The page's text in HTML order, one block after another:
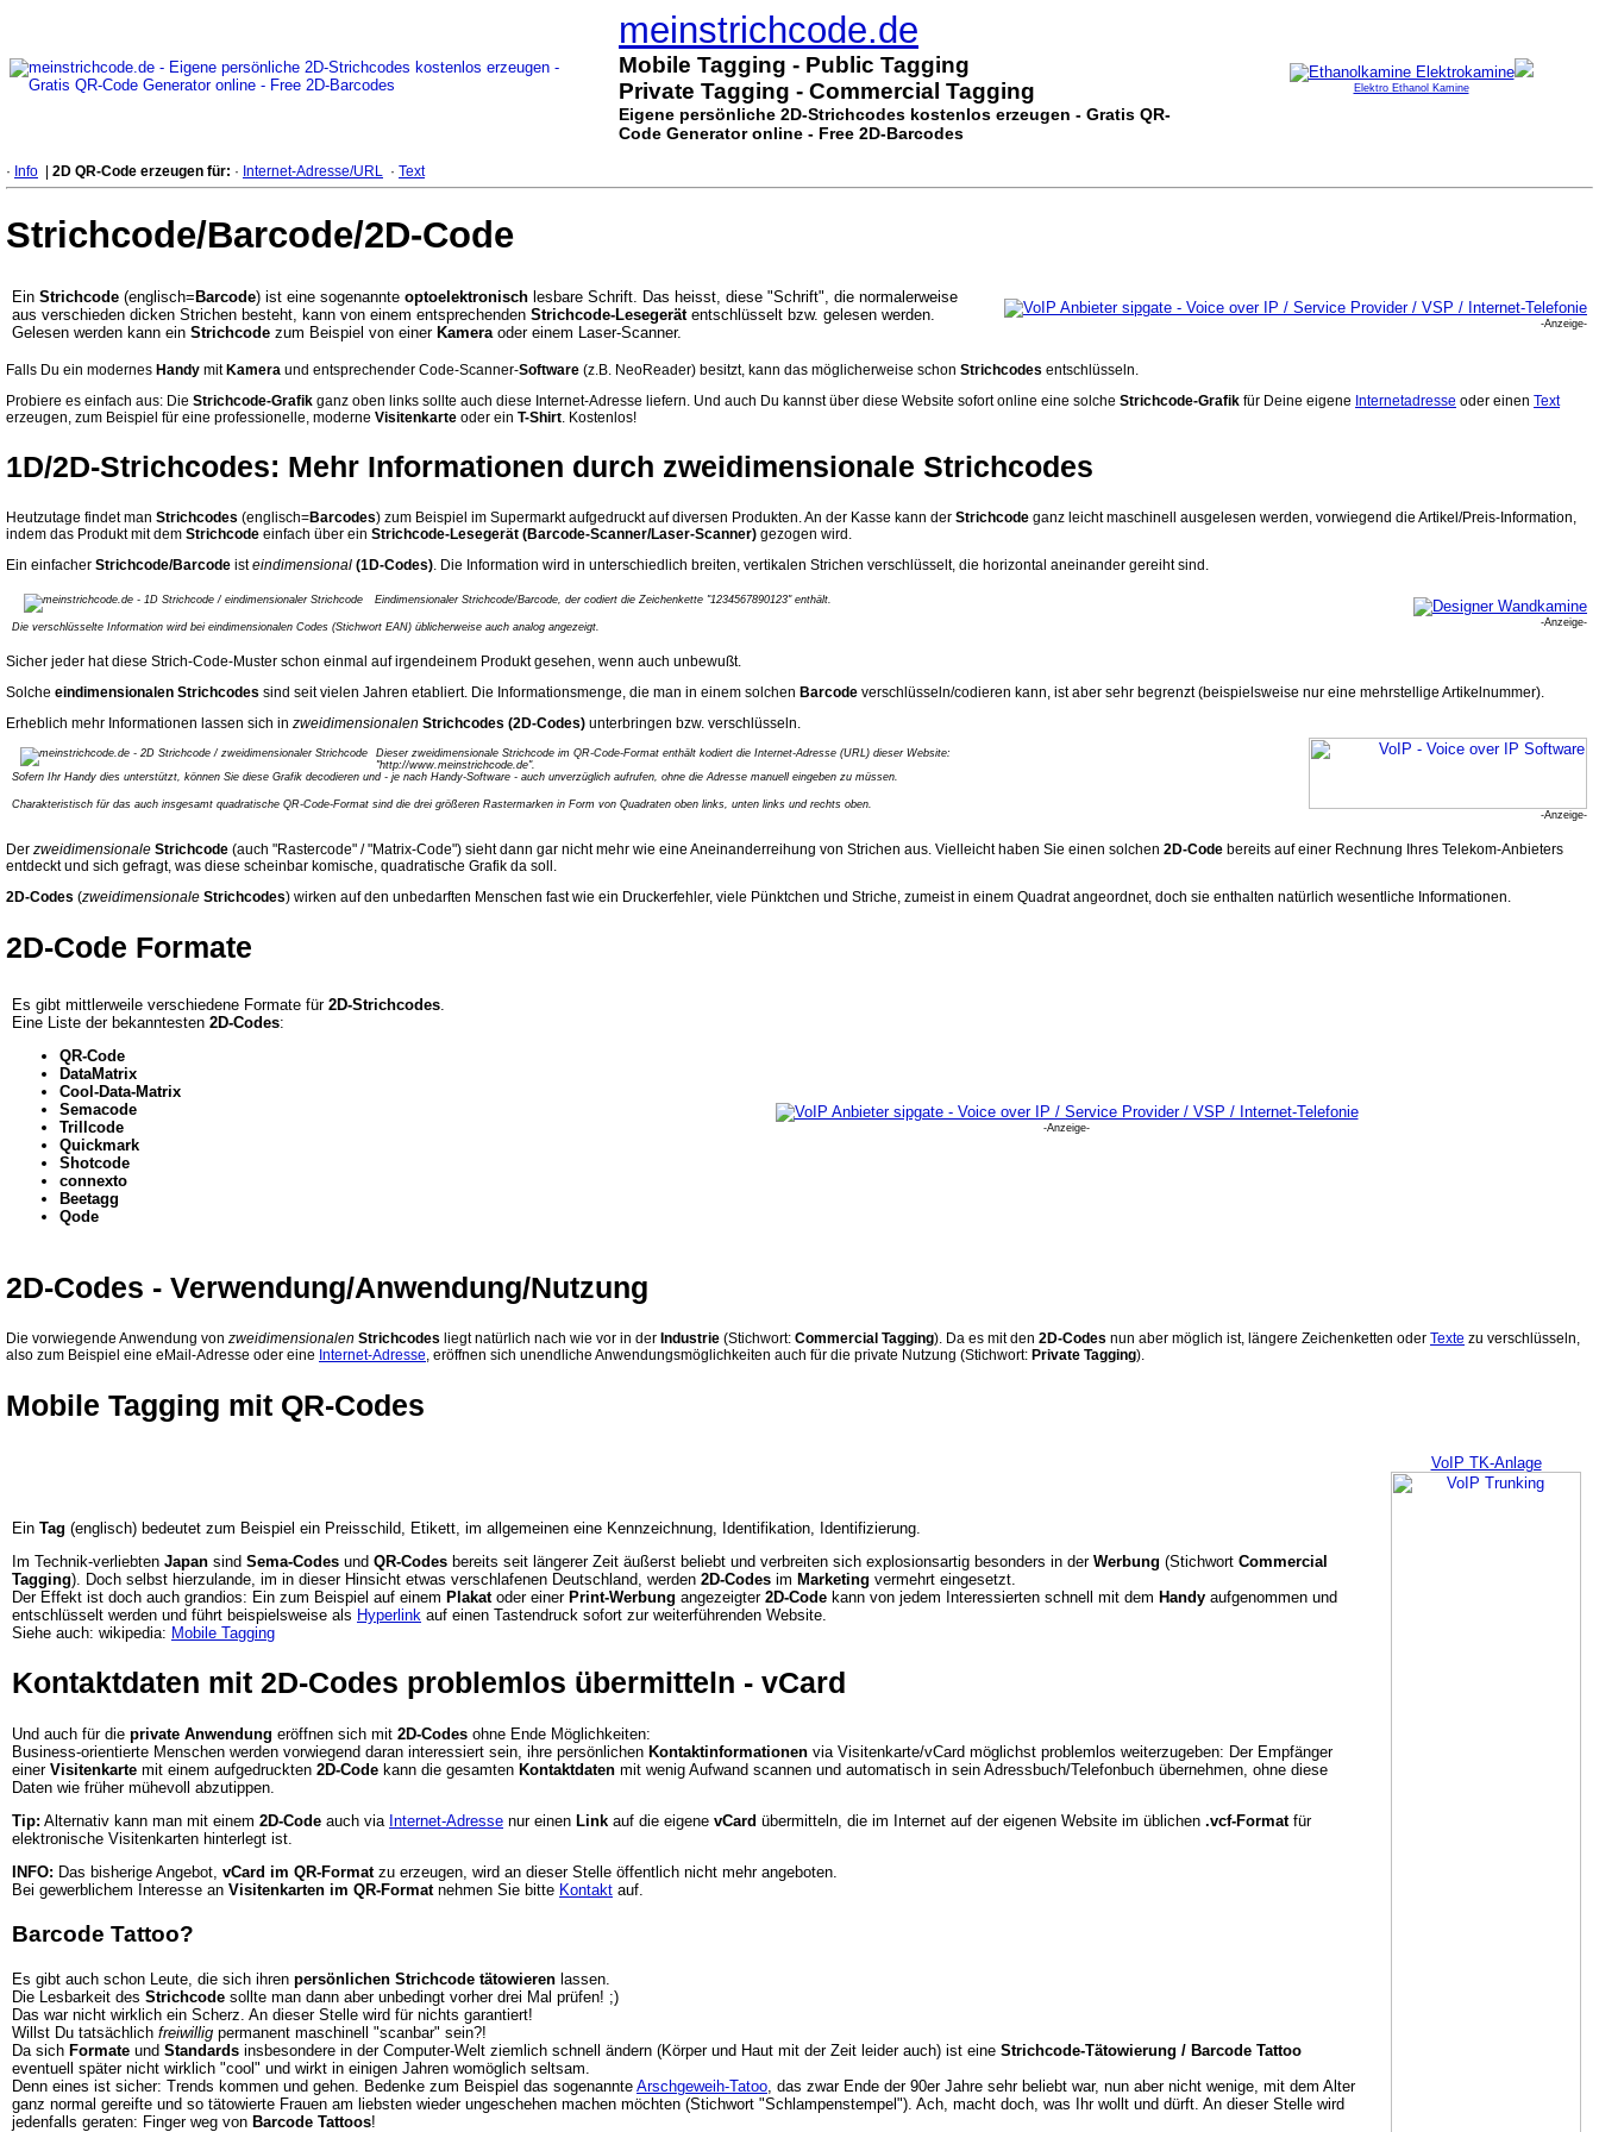
meinstrichcode.de
Mobile Tagging - Public Tagging
Private Tagging - Commercial Tagging
Eigene persönliche 2D-Strichcodes kostenlos erzeugen - Gratis QR-
Code Generator online - Free 2D-Barcodes
Elektro Ethanol Kamine
· Info 2D QR-Code erzeugen für: · Internet-Adresse/URL · Text
Strichcode/Barcode/2D-Code
Ein Strichcode (englisch=Barcode) ist eine sogenannte optoelektronisch lesbare Schrift. Das heisst, diese "Schrift", die normalerweise
aus verschieden dicken Strichen besteht, kann von einem entsprechenden Strichcode-Lesegerätentschlüsselt bzw. gelesen werden.
Gelesen werden kann ein Strichcode zum Beispiel von einer Kamera oder einem Laser-Scanner. -Anzeige-
Falls Du ein modernes Handy mitKamera und entsprechender Code-Scanner-Software (z.B. NeoReader) besitzt, kann das möglicherweise schon Strichcodes entschlüsseln.
Probiere es einfach aus: Die Strichcode-Grafik ganz oben links sollte auch diese Internet-Adresse liefern. Und auch Du kannst über diese Website sofort online eine solche Strichcode-Grafik für Deine eigene Internetadresse oder einen Text
erzeugen, zum Beispiel für eine professionelle, moderne Visitenkarte oder ein T-Shirt . Kostenlos!
1D/2D-Strichcodes: Mehr Informationen durch zweidimensionale Strichcodes
Heutzutage findet man Strichcodes (englisch=Barcodes) zum Beispiel im Supermarkt aufgedruckt auf diversen Produkten. An der Kasse kann der Strichcode ganz leicht maschinell ausgelesen werden, vorwiegend die Artikel/Preis-Information,
indem das Produkt mit dem Strichcode einfach über ein Strichcode-Lesegerät (Barcode-Scanner/Laser-Scanner) gezogen wird.
Ein einfacher Strichcode/Barcode isteindimensional (1D-Codes). Die Information wird in unterschiedlich breiten, vertikalen Strichen verschlüsselt, die horizontal aneinander gereiht sind.
Eindimensionaler Strichcode/Barcode, der codiert die Zeichenkette "1234567890123" enthält.
Die verschlüsselte Information wird bei eindimensionalen Codes (Stichwort EAN) üblicherweise auch analog angezeigt. -Anzeige-
Sicher jeder hat diese Strich-Code-Muster schon einmal auf irgendeinem Produkt gesehen, wenn auch unbewußt.
Solche eindimensionalen Strichcodes sind seit vielen Jahren etabliert. Die Informationsmenge, die man in einem solchen Barcode verschlüsseln/codieren kann, ist aber sehr begrenzt (beispielsweise nur eine mehrstellige Artikelnummer).
Erheblich mehr Informationen lassen sich in zweidimensionalen Strichcodes (2D-Codes) unterbringen bzw. verschlüsseln.
Dieser zweidimensionale Strichcode im QR-Code-Format enthält kodiert die Internet-Adresse (URL) dieser Website:
"http://www.meinstrichcode.de".
Sofern Ihr Handy dies unterstützt, können Sie diese Grafik decodieren und - je nach Handy-Software - auch unverzüglich aufrufen, ohne die Adresse manuell eingeben zu müssen.
Charakteristisch für das auch insgesamt quadratische QR-Code-Format sind die drei größeren Rastermarken in Form von Quadraten oben links, unten links und rechts oben.
-Anzeige-
Der zweidimensionale Strichcode (auch "Rastercode" / "Matrix-Code") sieht dann gar nicht mehr wie eine Aneinanderreihung von Strichen aus. Vielleicht haben Sie einen solchen 2D-Code bereits auf einer Rechnung Ihres Telekom-Anbieters
entdeckt und sich gefragt, was diese scheinbar komische, quadratische Grafik da soll.
2D-Codes (zweidimensionale Strichcodes) wirken auf den unbedarften Menschen fast wie ein Druckerfehler, viele Pünktchen und Striche, zumeist in einem Quadrat angeordnet, doch sie enthalten natürlich wesentliche Informationen.
2D-Code Formate
Es gibt mittlerweile verschiedene Formate für 2D-Strichcodes
Eine Liste der bekanntesten 2D-Codes:
QR-Code
DataMatrix
Cool-Data-Matrix
Semacode
Trillcode
Quickmark
Shotcode
connexto
Beetagg
Qode
-Anzeige-
2D-Codes - Verwendung/Anwendung/Nutzung
Die vorwiegende Anwendung von zweidimensionalen Strichcodes liegt natürlich nach wie vor in der Industrie (Stichwort: Commercial Tagging). Da es mit den 2D-Codes nun aber möglich ist, längere Zeichenketten oder Texte zu verschlüsseln,
also zum Beispiel eine eMail-Adresse oder eine Internet-Adresse, eröffnen sich unendliche Anwendungsmöglichkeiten auch für die private Nutzung (Stichwort: Private Tagging).
Mobile Tagging mit QR-Codes
Ein Tag (englisch) bedeutet zum Beispiel ein Preisschild, Etikett, im allgemeinen eine Kennzeichnung, Identifikation, Identifizierung.
Im Technik-verliebten Japan sind Sema-Codes und QR-Codes bereits seit längerer Zeit äußerst beliebt und verbreiten sich explosionsartig besonders in der Werbung (Stichwort Commercial
Tagging). Doch selbst hierzulande, im in dieser Hinsicht etwas verschlafenen Deutschland, werden 2D-Codes im Marketing vermehrt eingesetzt.
Der Effekt ist doch auch grandios: Ein zum Beispiel auf einem Plakatoder einer Print-Werbung angezeigter 2D-Code kann von jedem Interessierten schnell mit dem Handy aufgenommen und
entschlüsselt werden und führt beispielsweise als Hyperlink auf einen Tastendruck sofort zur weiterführenden Website.
Siehe auch: wikipedia: Mobile Tagging
Kontaktdaten mit 2D-Codes problemlos übermitteln - vCard
Und auch für die private Anwendung eröffnen sich mit 2D-Codes ohne Ende Möglichkeiten:
Business-orientierte Menschen werden vorwiegend daran interessiert sein, ihre persönlichen Kontaktinformationen via Visitenkarte/vCard möglichst problemlos weiterzugeben: Der Empfänger
einer Visitenkarte mit einem aufgedruckten 2D-Code kann die gesamten Kontaktdaten mit wenig Aufwand scannen und automatisch in sein Adressbuch/Telefonbuch übernehmen, ohne diese
Daten wie früher mühevoll abzutippen.
Tip: Alternativ kann man mit einem 2D-Code auch via Internet-Adresse nur einen Link auf die eigene vCard übermitteln, die im Internet auf der eigenen Website im üblichen .vcf-Formatfür
elektronische Visitenkarten hinterlegt ist.
INFO: Das bisherige Angebot, vCard im QR-Formatzu erzeugen, wird an dieser Stelle öffentlich nicht mehr angeboten.
Bei gewerblichem Interesse an Visitenkarten im QR-Formatnehmen Sie bitte Kontakt auf.
Barcode Tattoo?
Es gibt auch schon Leute, die sich ihren persönlichen Strichcode tätowieren lassen.
Die Lesbarkeit des Strichcode sollte man dann aber unbedingt vorher drei Mal prüfen! ;)
Das war nicht wirklich ein Scherz. An dieser Stelle wird für nichts garantiert!
Willst Du tatsächlich freiwillig permanent maschinell "scanbar" sein?!
Da sich Formate und Standards insbesondere in der Computer-Welt ziemlich schnell ändern (Körper und Haut mit der Zeit leider auch) ist eine Strichcode-Tätowierung / Barcode Tattoo
eventuell später nicht wirklich "cool" und wirkt in einigen Jahren womöglich seltsam.
Denn eines ist sicher: Trends kommen und gehen. Bedenke zum Beispiel das sogenannte Arschgeweih-Tatoo, das zwar Ende der 90er Jahre sehr beliebt war, nun aber nicht wenige, mit dem Alter
ganz normal gereifte und so tätowierte Frauen am liebsten wieder ungeschehen machen möchten (Stichwort "Schlampenstempel"). Ach, macht doch, was Ihr wollt und dürft. An dieser Stelle wird
jedenfalls geraten: Finger weg von Barcode Tattoos!
VoIP TK-Anlage